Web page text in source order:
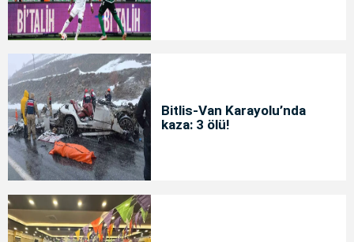
Bitlis-Van Karayolu’nda
kaza: 3 ölü!